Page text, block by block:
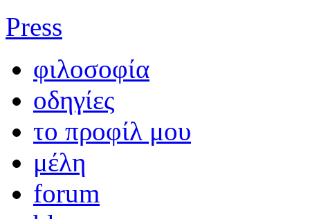
Press
φιλοσοφία
οδηγίες
το προφίλ μου
μέλη
forum